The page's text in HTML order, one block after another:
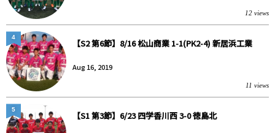
12 views
【S2 第6節】8/16 松山商業 1-1(PK2-4) 新居浜工業
Aug 16, 2019
11 views
4
【S1 第3節】6/23 四学香川西 3-0 徳島北
5